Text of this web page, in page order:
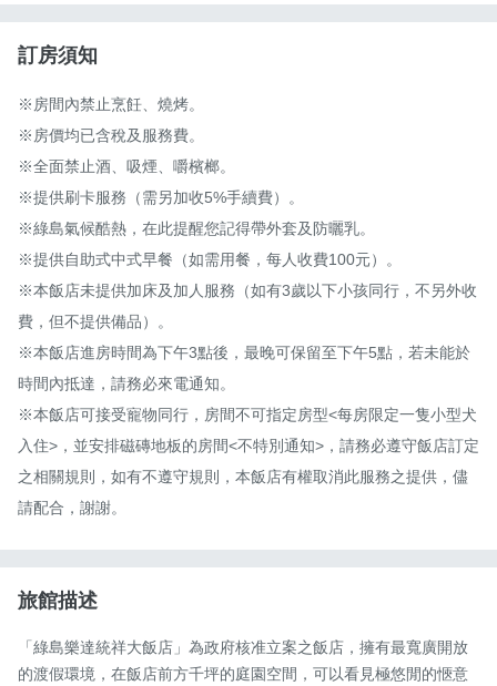
訂房須知
※房間內禁止烹飪、燒烤。
※房價均已含稅及服務費。
※全面禁止酒、吸煙、嚼檳榔。
※提供刷卡服務（需另加收5%手續費）。
※綠島氣候酷熱，在此提醒您記得帶外套及防曬乳。
※提供自助式中式早餐（如需用餐，每人收費100元）。
※本飯店未提供加床及加人服務（如有3歲以下小孩同行，不另外收
費，但不提供備品）。
※本飯店進房時間為下午3點後，最晚可保留至下午5點，若未能於
時間內抵達，請務必來電通知。
※本飯店可接受寵物同行，房間不可指定房型<每房限定一隻小型犬
入住>，並安排磁磚地板的房間<不特別通知>，請務必遵守飯店訂定
之相關規則，如有不遵守規則，本飯店有權取消此服務之提供，儘
請配合，謝謝。
旅館描述
「綠島樂達統祥大飯店」為政府核准立案之飯店，擁有最寬廣開放
的渡假環境，在飯店前方千坪的庭園空間，可以看見極悠閒的愜意